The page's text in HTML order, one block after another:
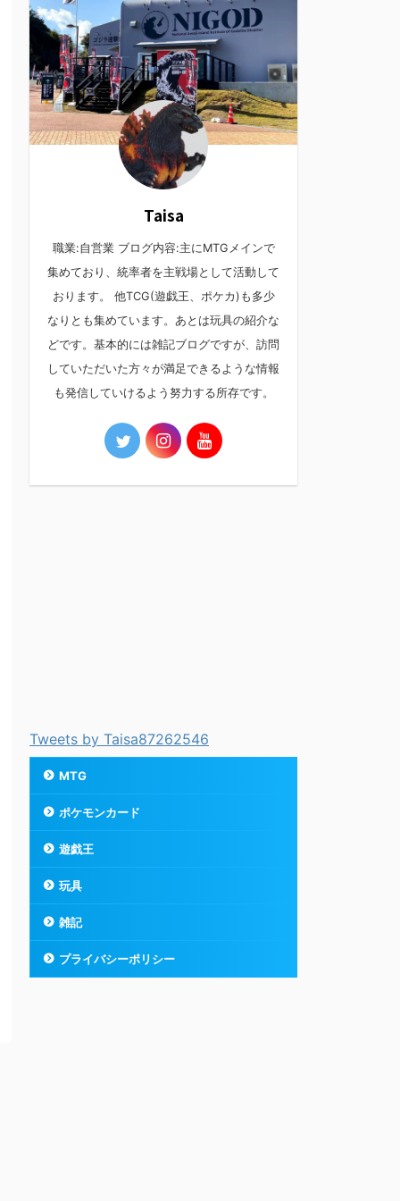
Taisa
職業:自営業 ブログ内容:主にMTGメインで
集めており、統率者を主戦場として活動して
おります。 他TCG(遊戯王、ポケカ)も多少
なりとも集めています。あとは玩具の紹介な
どです。基本的には雑記ブログですが、訪問
していただいた方々が満足できるような情報
も発信していけるよう努力する所存です。
Tweets by Taisa87262546
MTG
ポケモンカード
遊戯王
玩具
雑記
プライバシーポリシー